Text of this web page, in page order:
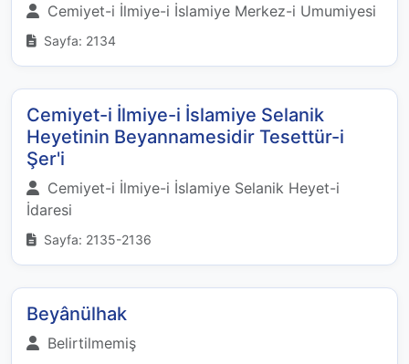
Cemiyet-i İlmiye-i İslamiye Merkez-i Umumiyesi
Sayfa: 2134
Cemiyet-i İlmiye-i İslamiye Selanik
Heyetinin Beyannamesidir Tesettür-i
Şer'i
Cemiyet-i İlmiye-i İslamiye Selanik Heyet-i
İdaresi
Sayfa: 2135-2136
Beyânülhak
Belirtilmemiş